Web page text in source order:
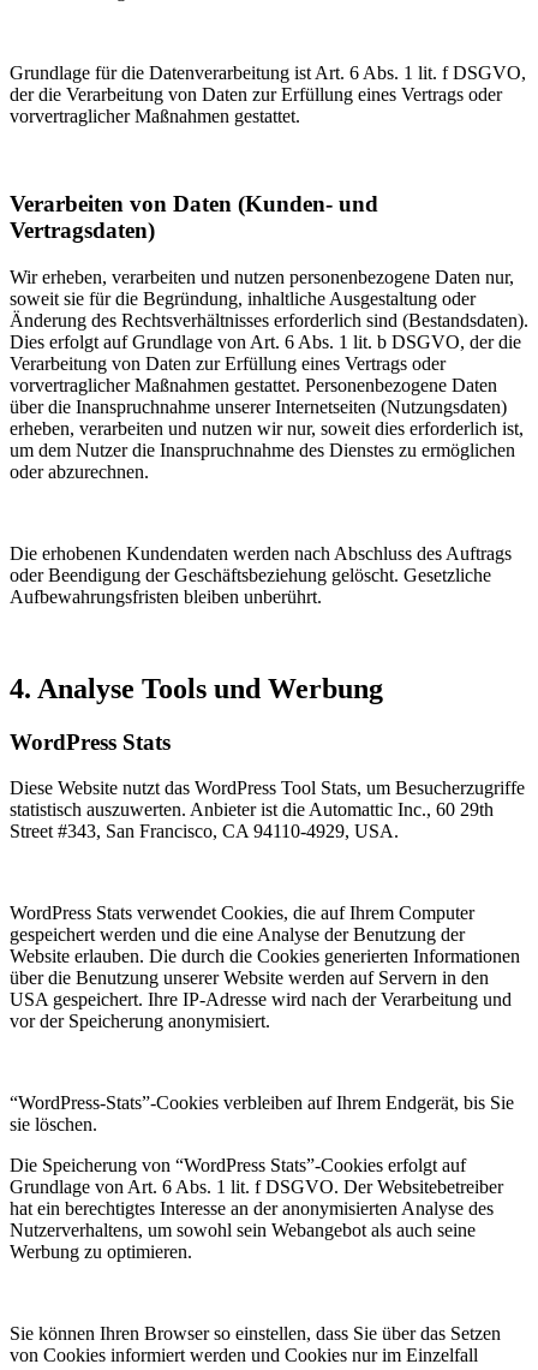
Grundlage für die Datenverarbeitung ist Art. 6 Abs. 1 lit. f DSGVO,
der die Verarbeitung von Daten zur Erfüllung eines Vertrags oder
vorvertraglicher Maßnahmen gestattet.
Verarbeiten von Daten (Kunden- und
Vertragsdaten)
Wir erheben, verarbeiten und nutzen personenbezogene Daten nur,
soweit sie für die Begründung, inhaltliche Ausgestaltung oder
Änderung des Rechtsverhältnisses erforderlich sind (Bestandsdaten).
Dies erfolgt auf Grundlage von Art. 6 Abs. 1 lit. b DSGVO, der die
Verarbeitung von Daten zur Erfüllung eines Vertrags oder
vorvertraglicher Maßnahmen gestattet. Personenbezogene Daten
über die Inanspruchnahme unserer Internetseiten (Nutzungsdaten)
erheben, verarbeiten und nutzen wir nur, soweit dies erforderlich ist,
um dem Nutzer die Inanspruchnahme des Dienstes zu ermöglichen
oder abzurechnen.
Die erhobenen Kundendaten werden nach Abschluss des Auftrags
oder Beendigung der Geschäftsbeziehung gelöscht. Gesetzliche
Aufbewahrungsfristen bleiben unberührt.
4. Analyse Tools und Werbung
WordPress Stats
Diese Website nutzt das WordPress Tool Stats, um Besucherzugriffe
statistisch auszuwerten. Anbieter ist die Automattic Inc., 60 29th
Street #343, San Francisco, CA 94110-4929, USA.
WordPress Stats verwendet Cookies, die auf Ihrem Computer
gespeichert werden und die eine Analyse der Benutzung der
Website erlauben. Die durch die Cookies generierten Informationen
über die Benutzung unserer Website werden auf Servern in den
USA gespeichert. Ihre IP-Adresse wird nach der Verarbeitung und
vor der Speicherung anonymisiert.
“WordPress-Stats”-Cookies verbleiben auf Ihrem Endgerät, bis Sie
sie löschen.
Die Speicherung von “WordPress Stats”-Cookies erfolgt auf
Grundlage von Art. 6 Abs. 1 lit. f DSGVO. Der Websitebetreiber
hat ein berechtigtes Interesse an der anonymisierten Analyse des
Nutzerverhaltens, um sowohl sein Webangebot als auch seine
Werbung zu optimieren.
Sie können Ihren Browser so einstellen, dass Sie über das Setzen
von Cookies informiert werden und Cookies nur im Einzelfall